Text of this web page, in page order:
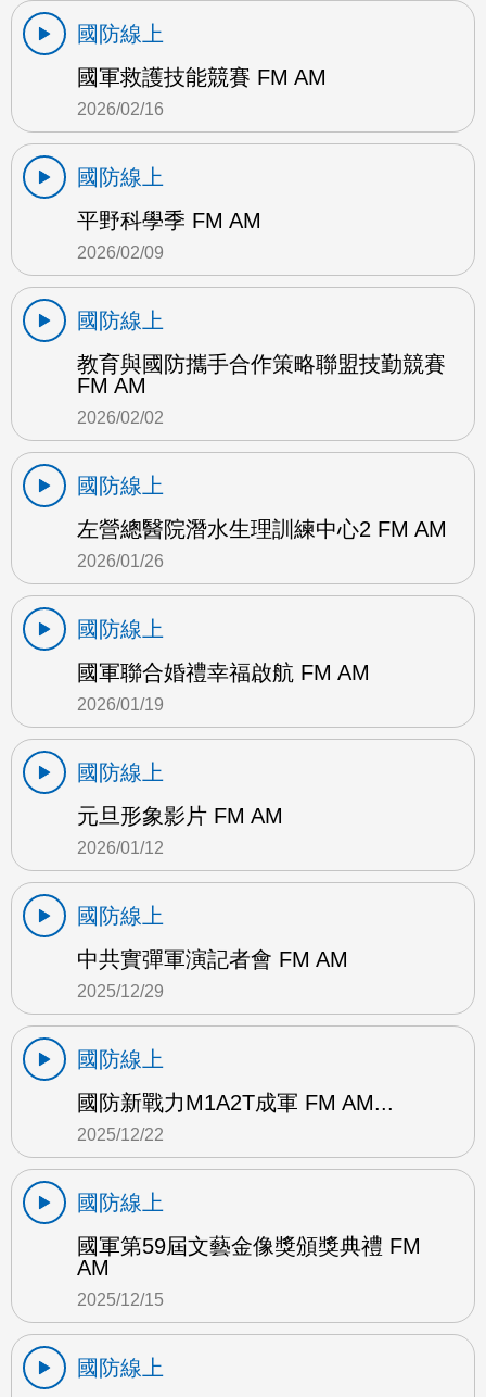
國防線上
國軍救護技能競賽 FM AM
2026/02/16
國防線上
平野科學季 FM AM
2026/02/09
國防線上
教育與國防攜手合作策略聯盟技勤競賽
FM AM
2026/02/02
國防線上
左營總醫院潛水生理訓練中心2 FM AM
2026/01/26
國防線上
國軍聯合婚禮幸福啟航 FM AM
2026/01/19
國防線上
元旦形象影片 FM AM
2026/01/12
國防線上
中共實彈軍演記者會 FM AM
2025/12/29
國防線上
國防新戰力M1A2T成軍 FM AM...
2025/12/22
國防線上
國軍第59屆文藝金像獎頒獎典禮 FM
AM
2025/12/15
國防線上